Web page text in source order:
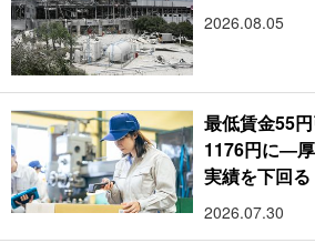
2026.08.05
最低賃金55
1176円に―
実績を下回る
2026.07.30